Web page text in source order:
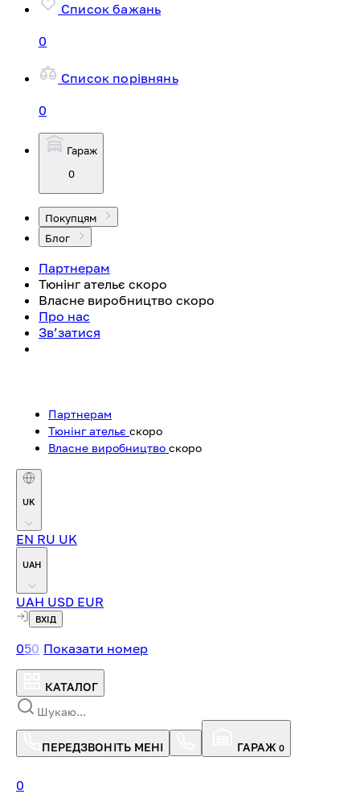
Список бажань
0
Список порівнянь
0
Гараж
0
Покупцям
Блог
Партнерам
Тюнінг ательє скоро
Власне виробництво скоро
Про нас
Зв’затися
Партнерам
Тюнінг ательє скоро
Власне виробництво скоро
UK
EN RU UK
UAH
UAH USD EUR
ВХІД
050 Показати номер
КАТАЛОГ
ПЕРЕДЗВОНІТЬ МЕНІ ГАРАЖ 0
0